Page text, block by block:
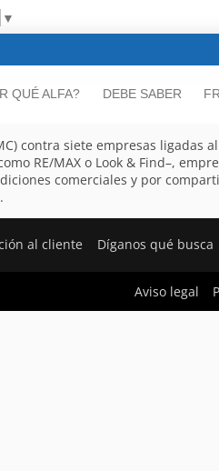
▼
QUÉ ALFA? DEBE SABER
contra siete empresas ligadas
RE/MAX o Look & Find–,
comerciales y por
al cliente Díganos qué busca
Aviso legal